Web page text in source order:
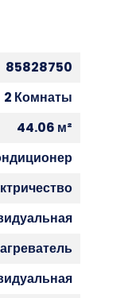
85828750
2 Комнаты
44.06 м²